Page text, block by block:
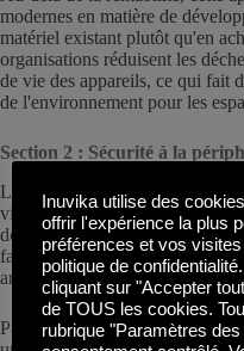
modernes en matière de
matériel existant plutôt qu'en
organisations réduisent les
de vie des appareils, ce qui fait
de l'environnement pour les
Section 2 : Sécurité à la
La sécurité est le principal
virtualisation des postes de
dorsal est souvent sécurisé, le
faible. ResoluteOS renforce
architecturale spécialisée.
Pas d'accès au système de
Inuvika utilise des
offrir l'expérience la plus
préférences et vos
politique de confidentialité.
cliquant sur "Accepter
de TOUS les cookies.
rubrique "Paramètres